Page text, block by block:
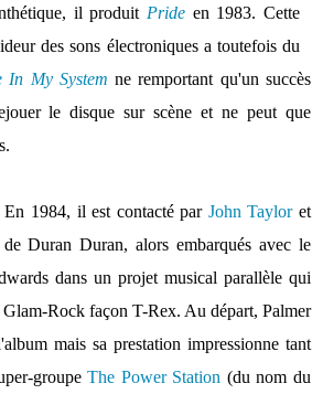
il produit Pride en 1983. Cette
des sons électroniques a toutefois du
In My System ne remportant qu'un succès
le disque sur scène et ne peut que
En 1984, il est contacté par John Tayloret
Duran Duran, alors embarqués avec le
dans un projet musical parallèle qui
Rock façon T-Rex. Au départ, Palmer
mais sa prestation impressionne tant
groupeThe Power Station (du nom du